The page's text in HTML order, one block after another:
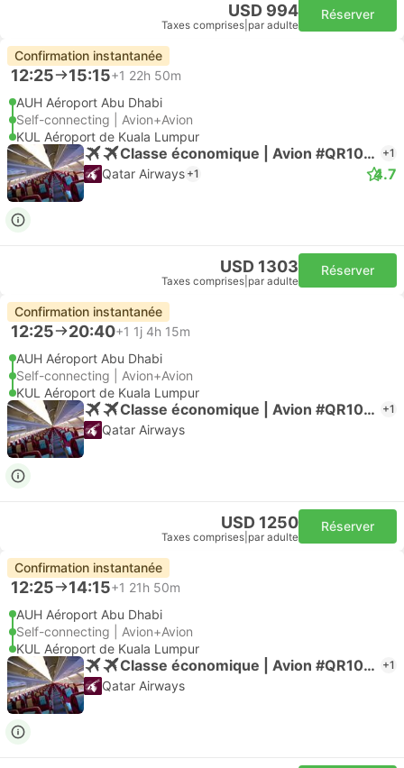
USD 994
Taxes comprises par adulte
Réserver
Confirmation instantanée
12:25 15:15+1 22h 50m
AUH Aéroport Abu Dhabi
Self-connecting | Avion+Avion
KUL Aéroport de Kuala Lumpur
Classe économique | Avion #QR1045 +1
Qatar Airways +1 4.7
USD 1303
Taxes comprises par adulte
Réserver
Confirmation instantanée
12:25 20:40+1 1j 4h 15m
AUH Aéroport Abu Dhabi
Self-connecting | Avion+Avion
KUL Aéroport de Kuala Lumpur
Classe économique | Avion #QR1045 +1
Qatar Airways
USD 1250
Taxes comprises par adulte
Réserver
Confirmation instantanée
12:25 14:15+1 21h 50m
AUH Aéroport Abu Dhabi
Self-connecting | Avion+Avion
KUL Aéroport de Kuala Lumpur
Classe économique | Avion #QR1045 +1
Qatar Airways